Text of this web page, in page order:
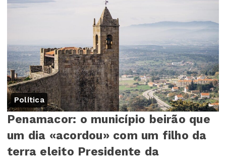
Política
Penamacor: o município beirão que
um dia «acordou» com um filho da
terra eleito Presidente da